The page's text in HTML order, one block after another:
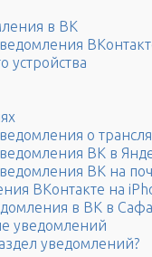
в ВК
устройства
о
ВК в
ВК на
ВКонтакте на
в ВК в
уведомлений
уведомлений?